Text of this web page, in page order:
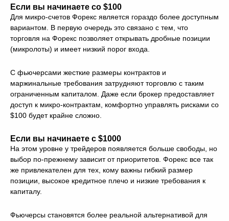
Если вы начинаете со $100
Для микро-счетов Форекс является гораздо более доступным
вариантом. В первую очередь это связано с тем, что
торговля на Форекс позволяет открывать дробные позиции
(микролоты) и имеет низкий порог входа.
С фьючерсами жесткие размеры контрактов и
маржинальные требования затрудняют торговлю с таким
ограниченным капиталом. Даже если брокер предоставляет
доступ к микро-контрактам, комфортно управлять рисками со
$100 будет крайне сложно.
Если вы начинаете с $1000
На этом уровне у трейдеров появляется больше свободы, но
выбор по-прежнему зависит от приоритетов. Форекс все так
же привлекателен для тех, кому важны гибкий размер
позиции, высокое кредитное плечо и низкие требования к
капиталу.
Фьючерсы становятся более реальной альтернативой для